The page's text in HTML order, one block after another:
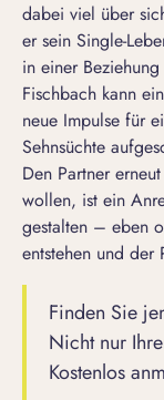
dabei viel über
er sein Single-
in einer
Fischbach kann
neue Impulse für
Sehnsüchte
Den Partner
wollen, ist ein
gestalten – eben
entstehen und der
Finden Sie
Nicht nur
Kostenlos